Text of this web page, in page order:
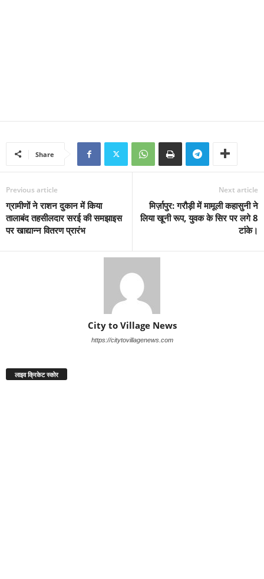
Share
Previous article
ग्रामीणों ने राशन दुकान में किया
तालाबंद तहसीलदार सरई की समझाइस
पर खाद्यान्न वितरण प्रारंभ
Next article
मिर्ज़ापुर: गरौड़ी में मामूली कहासुनी ने
लिया खूनी रूप, युवक के सिर पर लगे 8
टांके।
City to Village News
https://citytovillagenews.com
लाइव क्रिकेट स्कोर